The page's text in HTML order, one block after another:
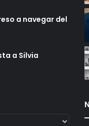
a navegar del
a Silvia